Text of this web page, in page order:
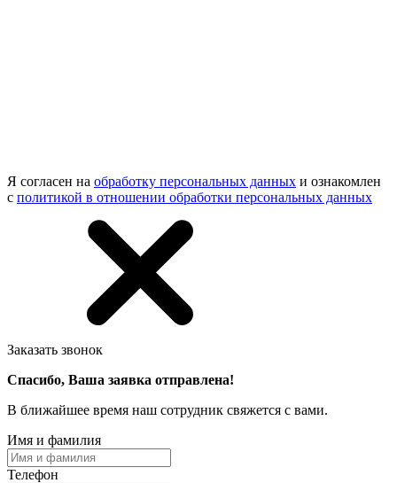
Я согласен на обработку персональных данных и ознакомлен
с политикой в отношении обработки персональных данных
Заказать звонок
Спасибо, Ваша заявка отправлена!
В ближайшее время наш сотрудник свяжется с вами.
Имя и фамилия
Телефон